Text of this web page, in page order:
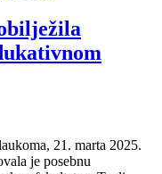
21. marta 2025.
je posebnu